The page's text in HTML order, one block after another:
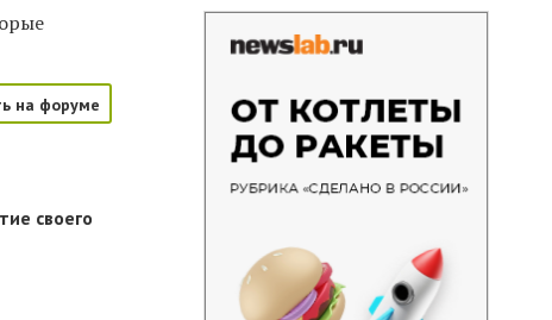
на форуме
своего